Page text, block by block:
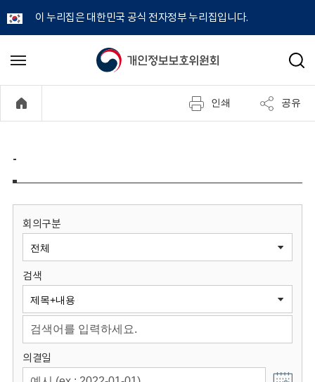
이 누리집은 대한민국 공식 전자정부 누리집입니다.
개
정
보
원
회
메
기
검
인쇄 공유
-
회의구분
검색
의결일